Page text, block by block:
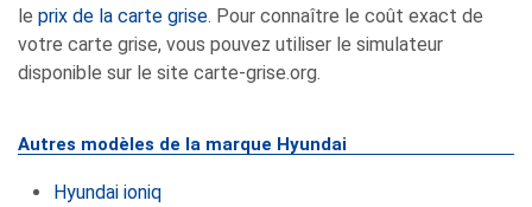
le prix de la carte grise. Pour connaître le coût exact de
votre carte grise, vous pouvez utiliser le simulateur
disponible sur le site carte-grise.org.
Autres modèles de la marque Hyundai
Hyundai ioniq